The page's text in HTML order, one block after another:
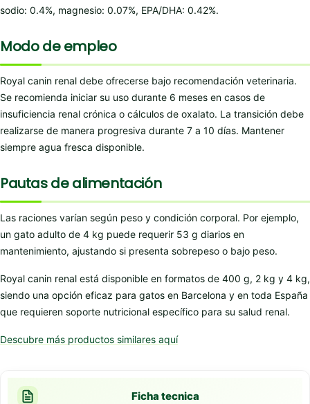
sodio: 0.4%, magnesio: 0.07%, EPA/DHA: 0.42%.
Modo de empleo
Royal canin renal debe ofrecerse bajo recomendación veterinaria.
Se recomienda iniciar su uso durante 6 meses en casos de
insuficiencia renal crónica o cálculos de oxalato. La transición debe
realizarse de manera progresiva durante 7 a 10 días. Mantener
siempre agua fresca disponible.
Pautas de alimentación
Las raciones varían según peso y condición corporal. Por ejemplo,
un gato adulto de 4 kg puede requerir 53 g diarios en
mantenimiento, ajustando si presenta sobrepeso o bajo peso.
Royal canin renal está disponible en formatos de 400 g, 2 kg y 4 kg,
siendo una opción eficaz para gatos en Barcelona y en toda España
que requieren soporte nutricional específico para su salud renal.
Descubre más productos similares aquí
Ficha tecnica